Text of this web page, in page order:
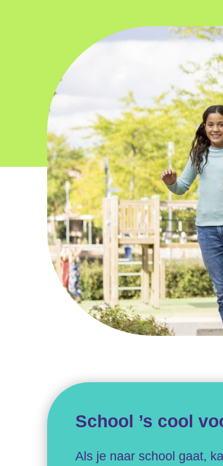
School ’s cool
Als je naar school gaat,